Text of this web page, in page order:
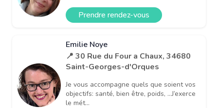
Prendre rendez-vous
Emilie Noye
📍 30 Rue du Four a Chaux, 34680
Saint-Georges-d'Orques
Je vous accompagne quels que soient vos
objectifs: santé, bien être, poids, …J’exerce
le mét...